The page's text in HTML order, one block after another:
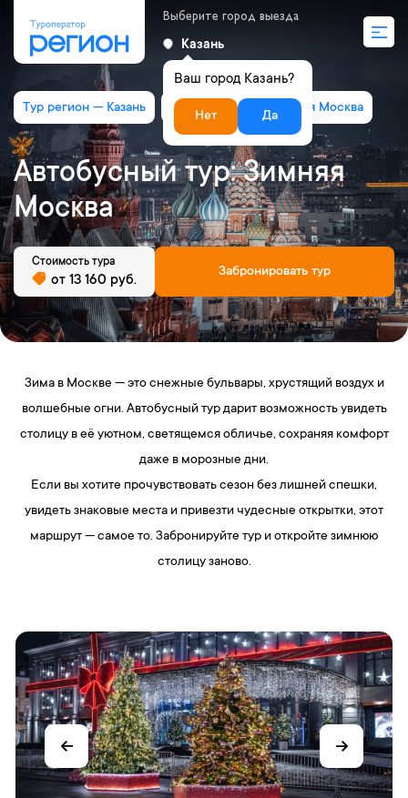
Выберите город выезда
Казань
Ваш город Казань?
Нет Да
Тур регион — Казань Автобусный тур: Зимняя Москва
Автобусный тур: Зимняя
Москва
Забронировать тур
Стоимость тура
от 13 160 руб.
Зима в Москве — это снежные бульвары, хрустящий воздух и
волшебные огни. Автобусный тур дарит возможность увидеть
столицу в её уютном, светящемся обличье, сохраняя комфорт
даже в морозные дни.
Если вы хотите прочувствовать сезон без лишней спешки,
увидеть знаковые места и привезти чудесные открытки, этот
маршрут — самое то. Забронируйте тур и откройте зимнюю
столицу заново.